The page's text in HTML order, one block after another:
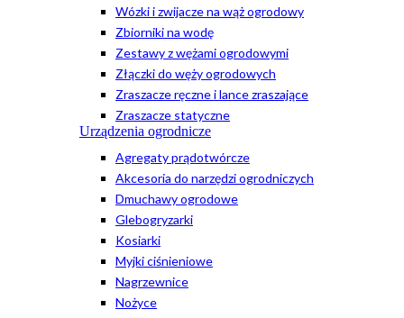
Wózki i zwijacze na wąż ogrodowy
Zbiorniki na wodę
Zestawy z wężami ogrodowymi
Złączki do węży ogrodowych
Zraszacze ręczne i lance zraszające
Zraszacze statyczne
Urządzenia ogrodnicze
Agregaty prądotwórcze
Akcesoria do narzędzi ogrodniczych
Dmuchawy ogrodowe
Glebogryzarki
Kosiarki
Myjki ciśnieniowe
Nagrzewnice
Nożyce